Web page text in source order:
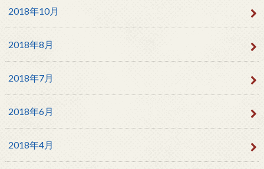
2018年10月
2018年8月
2018年7月
2018年6月
2018年4月